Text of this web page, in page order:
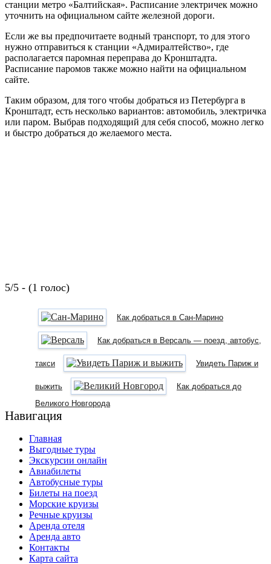
станции метро «Балтийская». Расписание электричек можно
уточнить на официальном сайте железной дороги.
Если же вы предпочитаете водный транспорт, то для этого
нужно отправиться к станции «Адмиралтейство», где
располагается паромная переправа до Кронштадта.
Расписание паромов также можно найти на официальном
сайте.
Таким образом, для того чтобы добраться из Петербурга в
Кронштадт, есть несколько вариантов: автомобиль, электричка
или паром. Выбрав подходящий для себя способ, можно легко
и быстро добраться до желаемого места.
5/5 - (1 голос)
Как добраться в Сан-Марино
Как добраться в Версаль — поезд, автобус,
такси Увидеть Париж и
выжить
Как добраться до
Великого Новгорода
Навигация
Главная
Выгодные туры
Экскурсии онлайн
Авиабилеты
Автобусные туры
Билеты на поезд
Морские круизы
Речные круизы
Аренда отеля
Аренда авто
Контакты
Карта сайта